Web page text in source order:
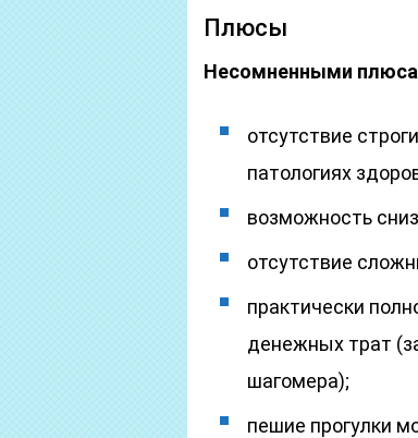
Плюсы
Несомненными
отсутствие
патологиях
возможность
отсутствие
практически
денежных трат
шагомера);
пешие прогулки